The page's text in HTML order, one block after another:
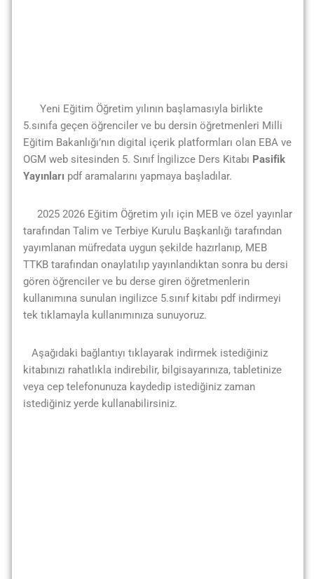
Yeni Eğitim Öğretim yılının başlamasıyla birlikte
5.sınıfa geçen öğrenciler ve bu dersin öğretmenleri Milli
Eğitim Bakanlığı’nın digital içerik platformları olan EBA ve
OGM web sitesinden 5. Sınıf İngilizce Ders Kitabı Pasifik
Yayınları pdf aramalarını yapmaya başladılar.
2025 2026 Eğitim Öğretim yılı için MEB ve özel yayınlar
tarafından Talim ve Terbiye Kurulu Başkanlığı tarafından
yayımlanan müfredata uygun şekilde hazırlanıp, MEB
TTKB tarafından onaylatılıp yayınlandıktan sonra bu dersi
gören öğrenciler ve bu derse giren öğretmenlerin
kullanımına sunulan ingilizce 5.sınıf kitabı pdf indirmeyi
tek tıklamayla kullanımınıza sunuyoruz.
Aşağıdaki bağlantıyı tıklayarak indirmek istediğiniz
kitabınızı rahatlıkla indirebilir, bilgisayarınıza, tabletinize
veya cep telefonunuza kaydedip istediğiniz zaman
istediğiniz yerde kullanabilirsiniz.